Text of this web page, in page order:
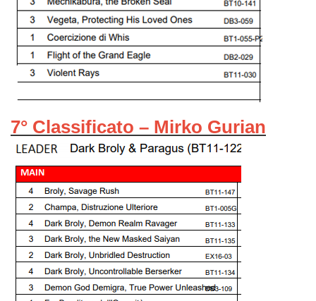
7° Classificato – Mirko Gurian